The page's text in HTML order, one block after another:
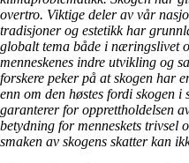
overtro. Viktige deler av vår
tradisjoner og estetikk har
globalt tema både i næringslivet
menneskenes indre utvikling og
forskere peker på at skogen har
enn om den høstes fordi skogen i
garanterer for opprettholdelsen
betydning for menneskets trivsel
smaken av skogens skatter kan